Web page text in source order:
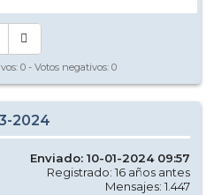
0 - Votos negativos: 0
2024
Enviado: 10-01-2024 09:57
Registrado: 16 años antes
Mensajes: 1.447